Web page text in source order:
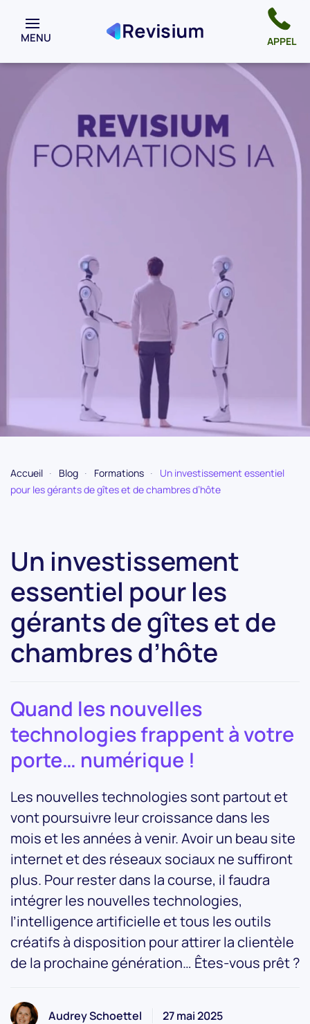
MENU APPEL
Accueil Blog Formations
Un investissement essentiel
pour les gérants de gîtes et de chambres d’hôte
Un investissement
essentiel pour les
gérants de gîtes et de
chambres d’hôte
Quand les nouvelles
technologies frappent à votre
porte… numérique !
Les nouvelles technologies sont partout et
vont poursuivre leur croissance dans les
mois et les années à venir. Avoir un beau site
internet et des réseaux sociaux ne suffiront
plus. Pour rester dans la course, il faudra
intégrer les nouvelles technologies,
l’intelligence artificielle et tous les outils
créatifs à disposition pour attirer la clientèle
de la prochaine génération… Êtes-vous prêt ?
Audrey Schoettel 27 mai 2025